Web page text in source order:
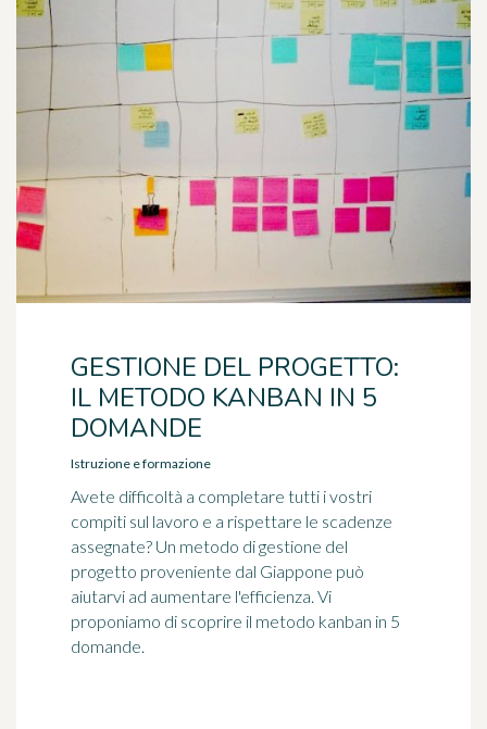
GESTIONE DEL PROGETTO:
IL METODO KANBAN IN 5
DOMANDE
Istruzione e formazione
Avete difficoltà a completare tutti i vostri
compiti sul lavoro e a rispettare le scadenze
assegnate? Un metodo di gestione del
progetto proveniente dal Giappone può
aiutarvi ad aumentare l'efficienza. Vi
proponiamo di scoprire il metodo kanban in 5
domande.